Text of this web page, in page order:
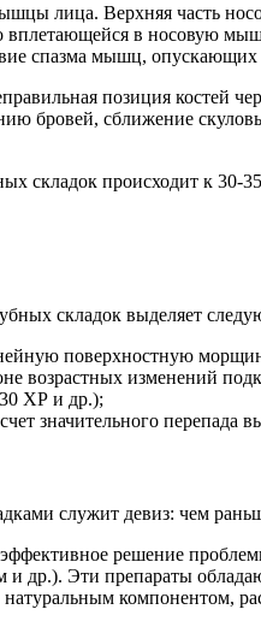
лица. Верхняя часть
в носовую
спазма мышц,
позиция костей
бровей, сближение
складок происходит к 30-
складок выделяет
поверхностную
возрастных изменений
ХР и др.);
значительного
служит девиз: чем
решение
Эти препараты
компонентом,